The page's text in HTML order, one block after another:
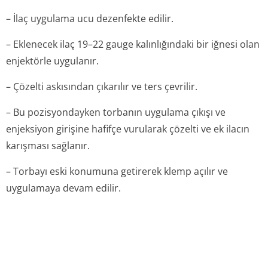
– İlaç uygulama ucu dezenfekte edilir.
– Eklenecek ilaç 19–22 gauge kalınlığındaki bir iğnesi olan
enjektörle uygulanır.
– Çözelti askısından çıkarılır ve ters çevrilir.
– Bu pozisyondayken torbanın uygulama çıkışı ve
enjeksiyon girişine hafifçe vurularak çözelti ve ek ilacın
karışması sağlanır.
– Torbayı eski konumuna getirerek klemp açılır ve
uygulamaya devam edilir.